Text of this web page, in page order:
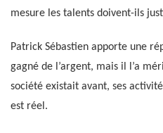
mesure les talents doivent-ils
Patrick Sébastien apporte une
gagné de l’argent, mais il l’a
société existait avant, ses
est réel.